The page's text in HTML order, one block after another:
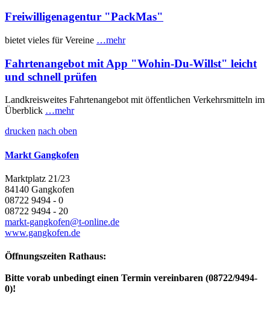
Freiwilligenagentur "PackMas"
bietet vieles für Vereine …mehr
Fahrtenangebot mit App "Wohin-Du-Willst" leicht
und schnell prüfen
Landkreisweites Fahrtenangebot mit öffentlichen Verkehrsmitteln im
Überblick …mehr
drucken nach oben
Markt Gangkofen
Marktplatz 21/23
84140 Gangkofen
08722 9494 - 0
08722 9494 - 20
markt-gangkofen@t-online.de
www.gangkofen.de
Öffnungszeiten Rathaus:
Bitte vorab unbedingt einen Termin vereinbaren (08722/9494-
0)!